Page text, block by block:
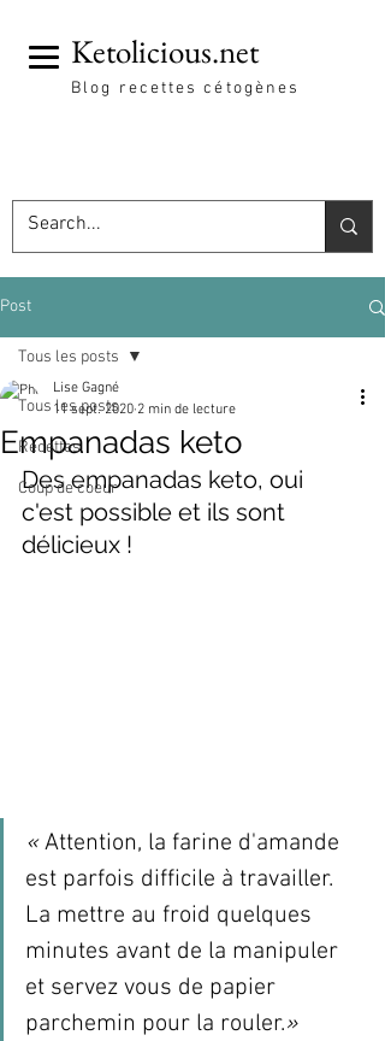
Ketolicious.net
Blog recettes cétogènes
Post
Tous les posts
Recettes
Coup de coeur
Tous les posts
Empanadas keto
Lise Gagné
11 sept. 2020 2 min de lecture
Des empanadas keto, oui
c'est possible et ils sont
délicieux !
« Attention, la farine d'amande
est parfois difficile à travailler.
La mettre au froid quelques
minutes avant de la manipuler
et servez vous de papier
parchemin pour la rouler.»